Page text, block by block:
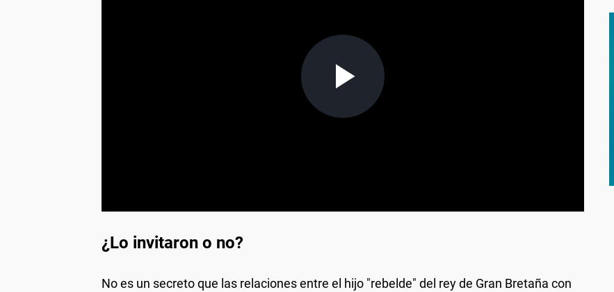
¿Lo invitaron o no?
No es un secreto que las relaciones entre el hijo "rebelde" del rey de Gran Bretaña con